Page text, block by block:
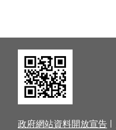
政府網站資料開放宣告